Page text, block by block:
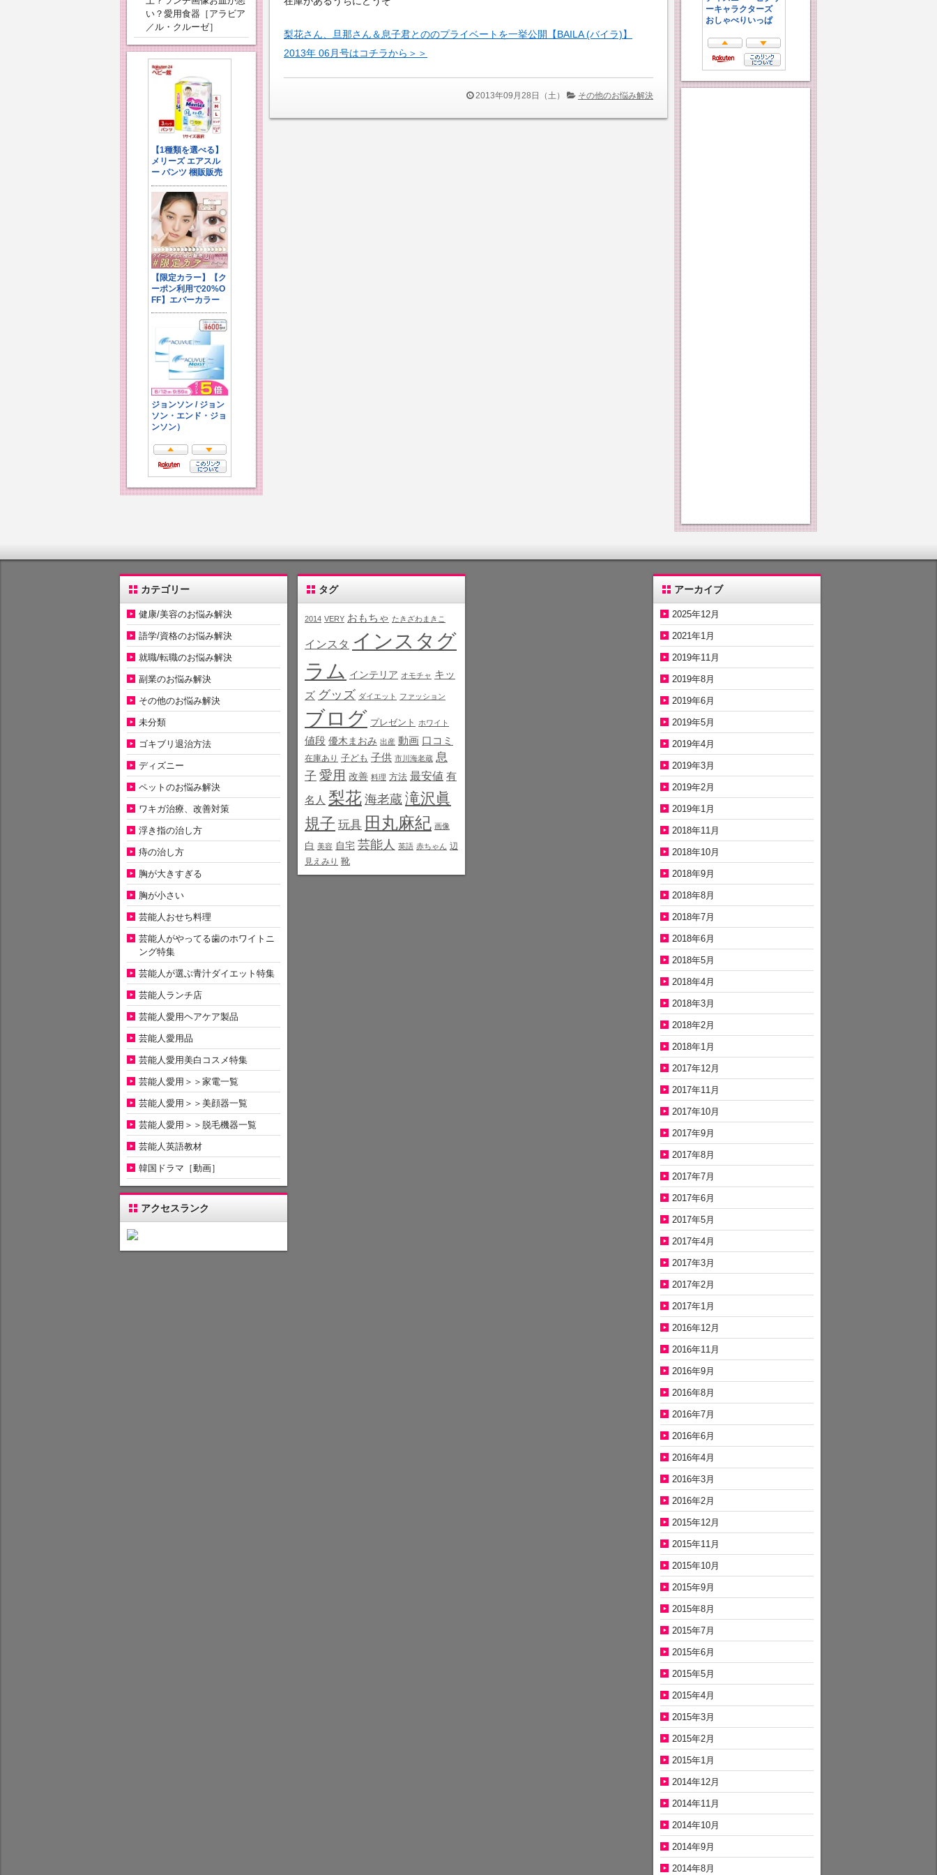
梨花さん、旦那さん＆息子君とののプライベートを一挙公開【BAILA (バイラ)】
2013年 06月号はコチラから＞＞
2013年09月28日（土） その他のお悩み解決
い？愛用食器［アラビア
／ル・クルーゼ］
カテゴリー
健康/美容のお悩み解決
語学/資格のお悩み解決
就職/転職のお悩み解決
副業のお悩み解決
その他のお悩み解決
未分類
ゴキブリ退治方法
ディズニー
ペットのお悩み解決
ワキガ治療、改善対策
浮き指の治し方
痔の治し方
胸が大きすぎる
胸が小さい
芸能人おせち料理
芸能人がやってる歯のホワイトニ
ング特集
芸能人が選ぶ青汁ダイエット特集
芸能人ランチ店
芸能人愛用ヘアケア製品
芸能人愛用品
芸能人愛用美白コスメ特集
芸能人愛用＞＞家電一覧
芸能人愛用＞＞美顔器一覧
芸能人愛用＞＞脱毛機器一覧
芸能人英語教材
韓国ドラマ［動画］
アクセスランク
タグ
2014 VERY おもちゃ たきざわまきこ
インスタ インスタグ
ラム インテリア オモチャ キッ
ズ グッズ ダイエット ファッション
ブログ プレゼント ホワイト
値段 優木まおみ 出産 動画 口コミ
在庫あり 子ども 子供 市川海老蔵 息
子 愛用 改善 料理 方法 最安値 有
名人 梨花 海老蔵 滝沢眞
規子 玩具 田丸麻紀 画像
白 美容 自宅 芸能人 英語 赤ちゃん 辺
見えみり 靴
アーカイブ
2025年12月
2021年1月
2019年11月
2019年8月
2019年6月
2019年5月
2019年4月
2019年3月
2019年2月
2019年1月
2018年11月
2018年10月
2018年9月
2018年8月
2018年7月
2018年6月
2018年5月
2018年4月
2018年3月
2018年2月
2018年1月
2017年12月
2017年11月
2017年10月
2017年9月
2017年8月
2017年7月
2017年6月
2017年5月
2017年4月
2017年3月
2017年2月
2017年1月
2016年12月
2016年11月
2016年9月
2016年8月
2016年7月
2016年6月
2016年4月
2016年3月
2016年2月
2015年12月
2015年11月
2015年10月
2015年9月
2015年8月
2015年7月
2015年6月
2015年5月
2015年4月
2015年3月
2015年2月
2015年1月
2014年12月
2014年11月
2014年10月
2014年9月
2014年8月